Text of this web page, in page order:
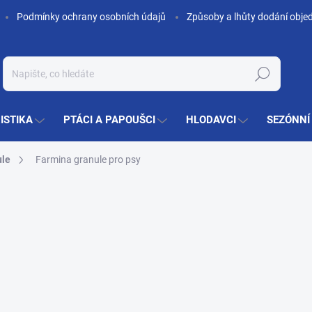
Podmínky ochrany osobních údajů Způsoby a lhůty dodání
Hledat
PTÁCI A PAPOUŠCI HLODAVCI
Farmina granule pro psy